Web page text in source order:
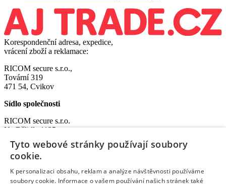
Korespondenční adresa, expedice,
vrácení zboží a reklamace:
RICOM secure s.r.o.,
Tovární 319
471 54, Cvikov
Sídlo společnosti
RICOM secure s.r.o.
Na Bělidle 1135
Liberec VI-Rochlice
460 06 Liberec
DIČ: CZ08572852
Tyto webové stránky používají soubory
cookie.
K personalizaci obsahu, reklam a analýze návštěvnosti používáme
soubory cookie. Informace o vašem používání našich stránek také